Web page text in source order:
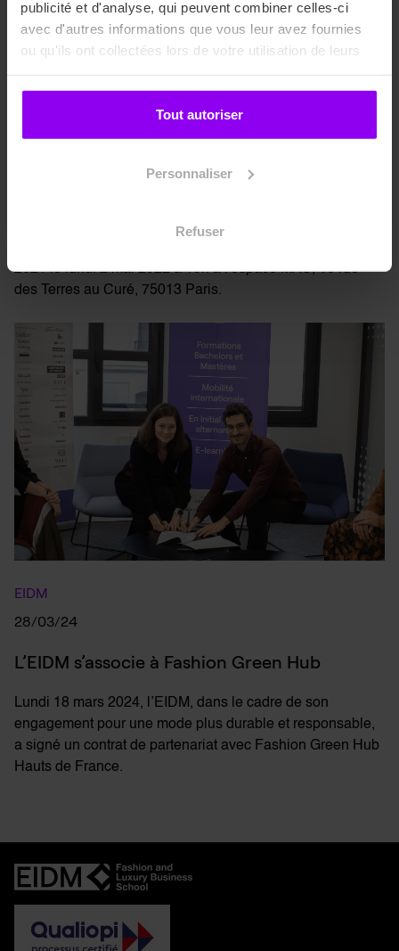
publicité et d'analyse, qui peuvent combiner celles-ci
avec d'autres informations que vous leur avez fournies
ou qu'ils ont collectées lors de votre utilisation de leurs
Tout autoriser
Personnaliser
Refuser
EIDM
2021 le lundi 2 mai 2022 à 19h à l'espace MAS, 10 rue
des Terres au Curé, 75013 Paris.
EIDM
28/03/24
L’EIDM s’associe à Fashion Green Hub
Lundi 18 mars 2024, l’EIDM, dans le cadre de son
engagement pour une mode plus durable et responsable,
a signé un contrat de partenariat avec Fashion Green Hub
Hauts de France.